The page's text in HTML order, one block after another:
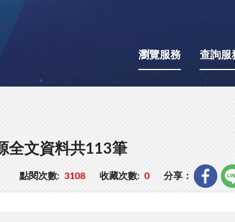
瀏覽服務 查詢服
全文資料共113筆
點閱次數: 3108 收藏次數: 0 分享：